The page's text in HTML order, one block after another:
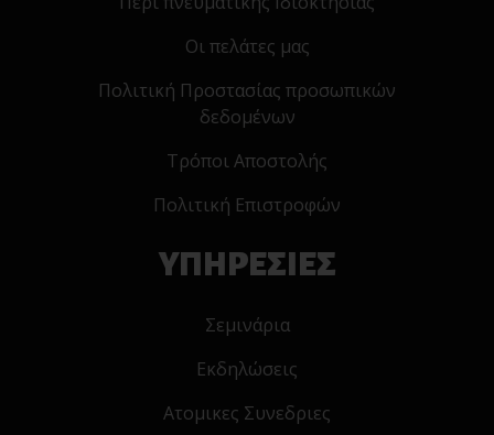
Οι πελάτες μας
Πολιτική Προστασίας προσωπικών
δεδομένων
Τρόποι Αποστολής
Πολιτική Επιστροφών
ΥΠΗΡΕΣΙΕΣ
Σεμινάρια
Εκδηλώσεις
Ατομικες Συνεδριες